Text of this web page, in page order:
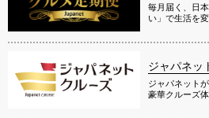
毎月届く、日
い」で生活を
ジャパネッ
ジャパネット
豪華クルーズ体